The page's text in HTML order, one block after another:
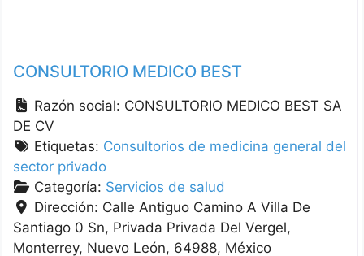
CONSULTORIO MEDICO BEST
Razón social: CONSULTORIO MEDICO BEST SA
DE CV
Etiquetas: Consultorios de medicina general del
sector privado
Categoría: Servicios de salud
Dirección: Calle Antiguo Camino A Villa De
Santiago 0 Sn, Privada Privada Del Vergel
Monterrey Nuevo León 64988 México